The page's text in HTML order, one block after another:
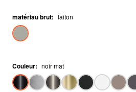
d’eau spécial
matériau brut: laiton
Couleur: noir mat